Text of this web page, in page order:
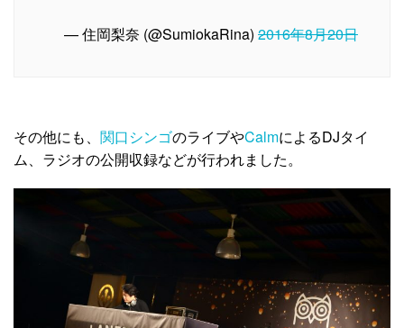
— 住岡梨奈 (@SumiokaRina) 2016年8月20日
その他にも、 関口シンゴのライブやCalmによるDJタイ
ム、ラジオの公開収録などが行われました。